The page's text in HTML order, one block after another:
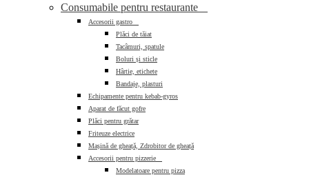
Consumabile pentru restaurante
Accesorii gastro
Plăci de tăiat
Tacâmuri, spatule
Boluri și sticle
Hârtie, etichete
Bandaje, plasturi
Echipamente pentru kebab-gyros
Aparat de făcut gofre
Plăci pentru grătar
Friteuze electrice
Mașină de gheață, Zdrobitor de gheață
Accesorii pentru pizzerie
Modelatoare pentru pizza